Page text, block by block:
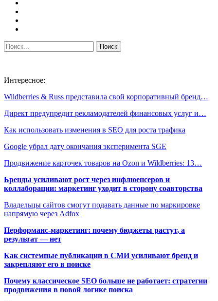
Интересное:
Wildberries & Russ представила свой корпоративный бренд…
Директ предупредит рекламодателей финансовых услуг и…
Как использовать изменения в SEO для роста трафика
Google убрал дату окончания эксперимента SGE
Продвижение карточек товаров на Ozon и Wildberries: 13…
Бренды усиливают рост через инфлюенсеров и
коллаборации: маркетинг уходит в сторону соавторства
Владельцы сайтов смогут подавать данные по маркировке
напрямую через Adfox
Перформанс-маркетинг: почему бюджеты растут, а
результат — нет
Как системные публикации в СМИ усиливают бренд и
закрепляют его в поиске
Почему классическое SEO больше не работает: стратегии
продвижения в новой логике поиска